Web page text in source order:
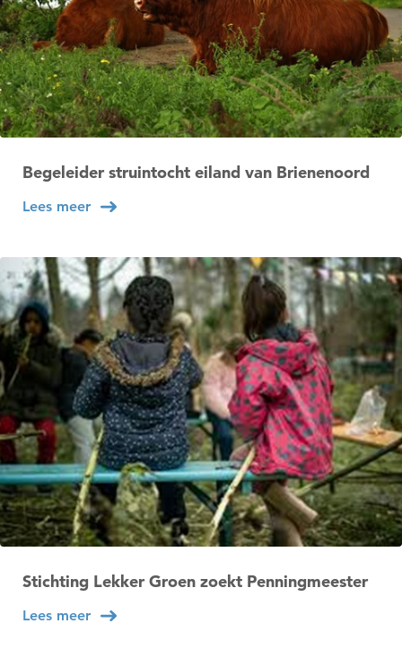
Begeleider struintocht eiland van Brienenoord
Lees meer
Stichting Lekker Groen zoekt Penningmeester
Lees meer
Wil je nu een datum kiezen?
Ja Nee